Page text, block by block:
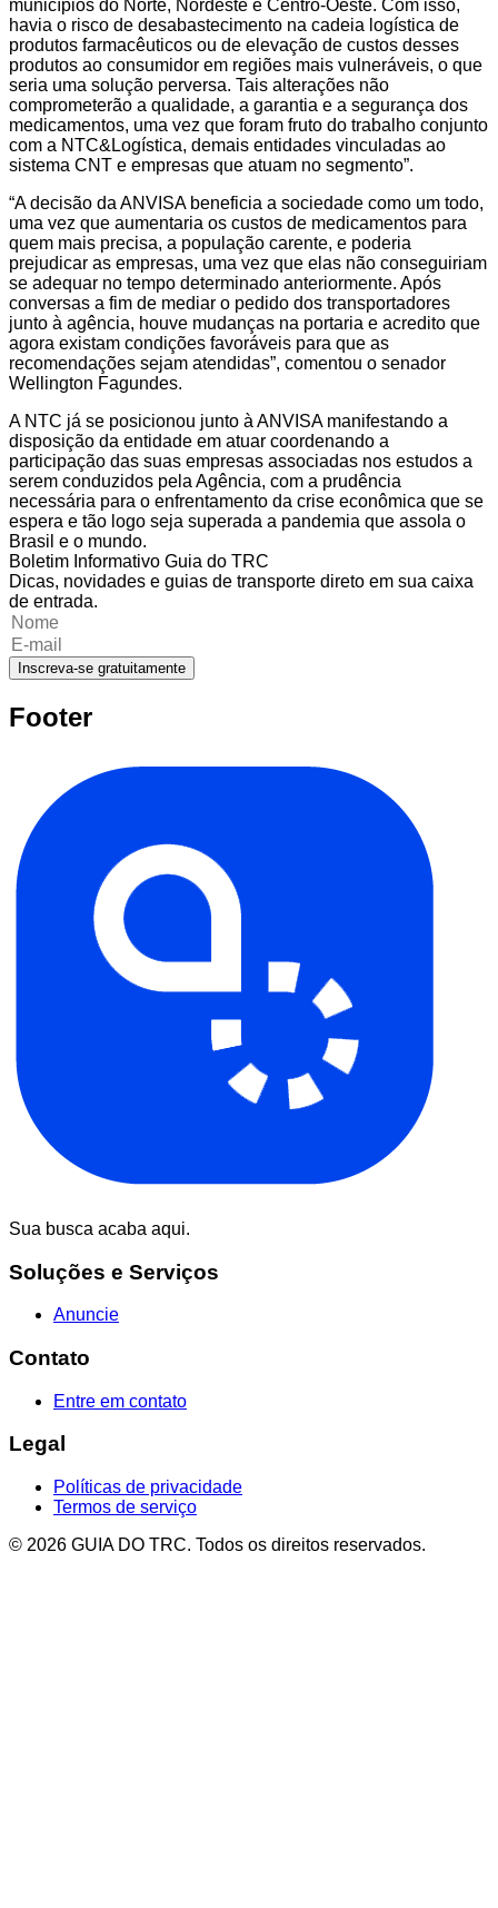
municípios do Norte, Nordeste e Centro-Oeste. Com isso,
havia o risco de desabastecimento na cadeia logística de
produtos farmacêuticos ou de elevação de custos desses
produtos ao consumidor em regiões mais vulneráveis, o que
seria uma solução perversa. Tais alterações não
comprometerão a qualidade, a garantia e a segurança dos
medicamentos, uma vez que foram fruto do trabalho conjunto
com a NTC&Logística, demais entidades vinculadas ao
sistema CNT e empresas que atuam no segmento”.
“A decisão da ANVISA beneficia a sociedade como um todo,
uma vez que aumentaria os custos de medicamentos para
quem mais precisa, a população carente, e poderia
prejudicar as empresas, uma vez que elas não conseguiriam
se adequar no tempo determinado anteriormente. Após
conversas a fim de mediar o pedido dos transportadores
junto à agência, houve mudanças na portaria e acredito que
agora existam condições favoráveis para que as
recomendações sejam atendidas”, comentou o senador
Wellington Fagundes.
A NTC já se posicionou junto à ANVISA manifestando a
disposição da entidade em atuar coordenando a
participação das suas empresas associadas nos estudos a
serem conduzidos pela Agência, com a prudência
necessária para o enfrentamento da crise econômica que se
espera e tão logo seja superada a pandemia que assola o
Brasil e o mundo.
Boletim Informativo Guia do TRC
Dicas, novidades e guias de transporte direto em sua caixa
de entrada.
Inscreva-se gratuitamente
Footer
Sua busca acaba aqui.
Soluções e Serviços
Anuncie
Contato
Entre em contato
Legal
Políticas de privacidade
Termos de serviço
© 2026 GUIA DO TRC. Todos os direitos reservados.